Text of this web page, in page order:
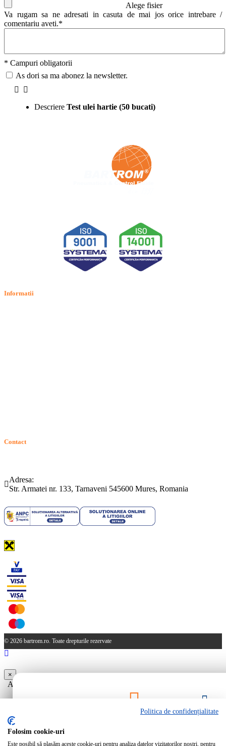
Alege fisier
Va rugam sa ne adresati in casuta de mai jos orice intrebare /
comentariu aveti.*
* Campuri obligatorii
As dori sa ma abonez la newsletter.
Descriere Test ulei hartie (50 bucati)
Informatii
Contact
Adresa:
Str. Armatei nr. 133, Tarnaveni 545600 Mures, Romania
© 2026 bartrom.ro. Toate drepturile rezervate
×
Aveti produse in cos care provin dintr-o oferta. Doriti ca acestea sa
Nu
Politica de confidențialitate
Folosim cookie-uri
Este posibil să plasăm aceste cookie-uri pentru analiza datelor vizitatorilor noștri, pentru